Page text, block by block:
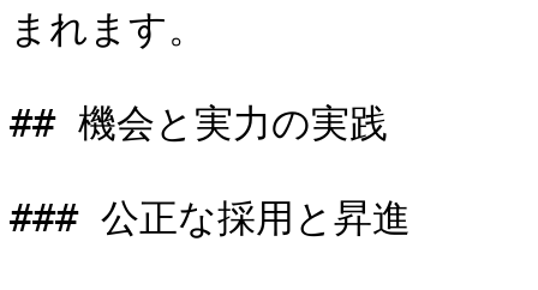
まれます。
## 機会と実力の実践
### 公正な採用と昇進